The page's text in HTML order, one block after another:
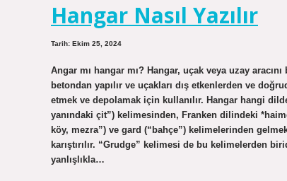
Hangar Nasıl Yazılır
Tarih: Ekim 25, 2024
Angar mı hangar mı? Hangar, uçak veya uzay
betondan yapılır ve uçakları dış etkenlerden ve
etmek ve depolamak için kullanılır. Hangar hangi
yanındaki çit”) kelimesinden, Franken dilindeki
köy, mezra”) ve gard (“bahçe”) kelimelerinden
karıştırılır. “Grudge” kelimesi de bu kelimelerden
yanlışlıkla…